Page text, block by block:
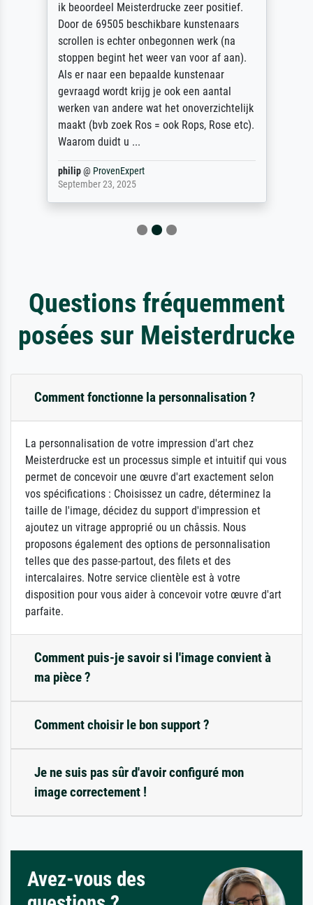
ik beoordeel Meisterdrucke zeer positief.
Door de 69505 beschikbare kunstenaars
scrollen is echter onbegonnen werk (na
stoppen begint het weer van voor af aan).
Als er naar een bepaalde kunstenaar
gevraagd wordt krijg je ook een aantal
werken van andere wat het onoverzichtelijk
maakt (bvb zoek Ros = ook Rops, Rose etc).
Waarom duidt u ...
philip@ ProvenExpert
September 23, 2025
Questions fréquemment
posées sur Meisterdrucke
Comment fonctionne la personnalisation ?
La personnalisation de votre impression d'art chez
Meisterdrucke est un processus simple et intuitif qui vous
permet de concevoir une œuvre d'art exactement selon
vos spécifications : Choisissez un cadre, déterminez la
taille de l'image, décidez du support d'impression et
ajoutez un vitrage approprié ou un châssis. Nous
proposons également des options de personnalisation
telles que des passe-partout, des filets et des
intercalaires. Notre service clientèle est à votre
disposition pour vous aider à concevoir votre œuvre d'art
parfaite.
Comment puis-je savoir si l'image convient à
ma pièce ?
Comment choisir le bon support ?
Je ne suis pas sûr d'avoir configuré mon
image correctement !
Avez-vous des